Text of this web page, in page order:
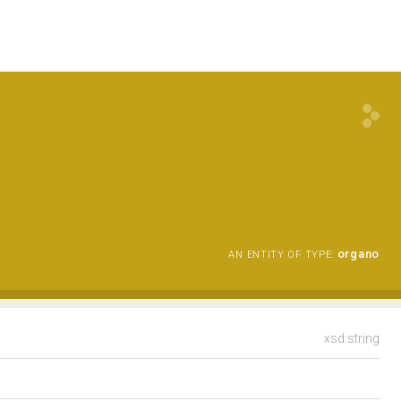
AN ENTITY OF TYPE: organo
xsd:string